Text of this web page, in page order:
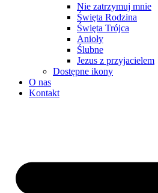
Nie zatrzymuj mnie
Święta Rodzina
Święta Trójca
Anioły
Ślubne
Jezus z przyjacielem
Dostępne ikony
O nas
Kontakt